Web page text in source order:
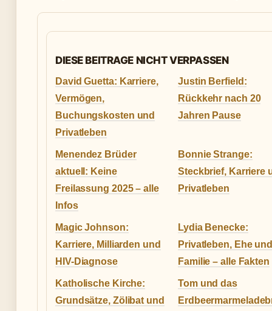
DIESE BEITRAGE NICHT VERPASSEN
David Guetta: Karriere,
Vermögen,
Buchungskosten und
Privatleben
Justin Berfield:
Rückkehr nach 20
Jahren Pause
Menendez Brüder
aktuell: Keine
Freilassung 2025 – alle
Infos
Bonnie Strange:
Steckbrief, Karriere
Privatleben
Magic Johnson:
Karriere, Milliarden und
HIV-Diagnose
Lydia Benecke:
Privatleben, Ehe und
Familie – alle Fakten
Katholische Kirche:
Grundsätze, Zölibat und
Tom und das